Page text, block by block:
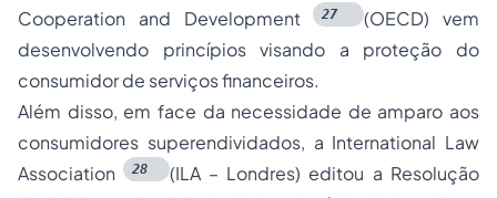
Cooperation and Development
27
(OECD) vem
desenvolvendo princípios visando a proteção do
consumidor de serviços financeiros.
Além disso, em face da necessidade de amparo aos
consumidores superendividados, a International Law
Association
28
(ILA – Londres) editou a Resolução